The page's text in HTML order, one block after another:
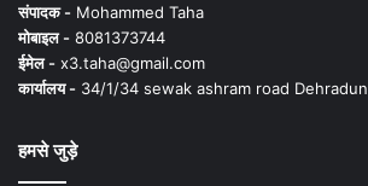
संपादक - Mohammed Taha
मोबाइल - 8081373744
ईमेल - x3.taha@gmail.com
कार्यालय - 34/1/34 sewak ashram road Dehradun
हमसे जुड़े